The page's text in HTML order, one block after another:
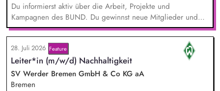
Du informierst aktiv über die Arbeit, Projekte und
Kampagnen des BUND. Du gewinnst neue Mitglieder und
stärkst damit langfristig den Umwelt- und Naturschutz. Du
beantwortest Fragen zu Umwelt-, Arten- und Klimaschutz nach
bestem Wissen und Gewissen. Du unterstützt Kampagnen
und Aktionen, beispielsweise durch das Sammeln von
Unterschriften für Petitionen.
28. Juli 2026 Feature
Leiter*in (m/w/d) Nachhaltigkeit
SV Werder Bremen GmbH & Co KG aA
Bremen